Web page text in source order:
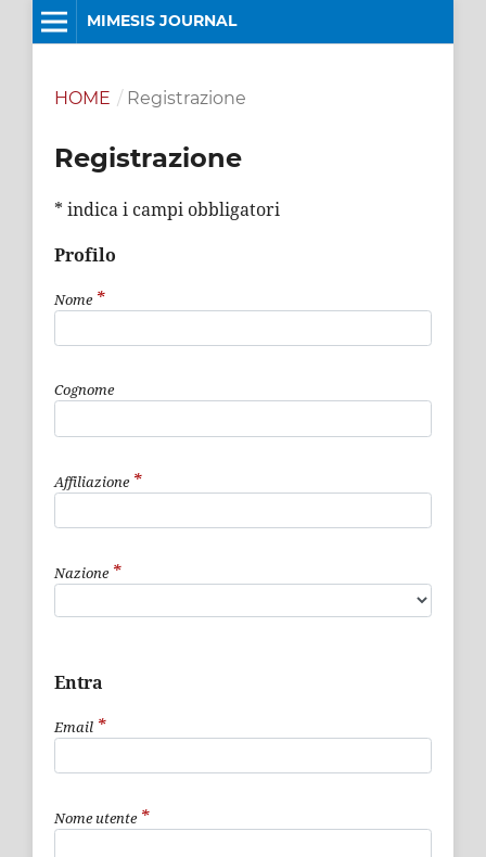
MIMESIS JOURNAL
HOME / Registrazione
Registrazione
* indica i campi obbligatori
Profilo
Nome *
Cognome
Affiliazione *
Nazione *
Entra
Email *
Nome utente *